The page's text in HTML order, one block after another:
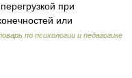
при
или
по психологии и педагогике